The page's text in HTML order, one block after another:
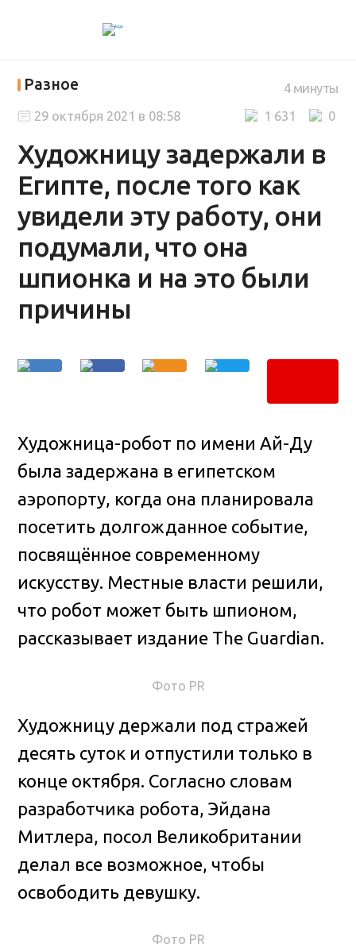
Разное
Художницу задержали в
Египте, после того как
увидели эту работу, они
подумали, что она
шпионка и на это были
причины
4 минуты
0
1 631
29 октября 2021 в 08:58
Художница-робот по имени Ай-Ду
была задержана в египетском
аэропорту, когда она планировала
посетить долгожданное событие,
посвящённое современному
искусству. Местные власти решили,
что робот может быть шпионом,
рассказывает издание The Guardian.
Фото PR
Художницу держали под стражей
десять суток и отпустили только в
конце октября. Согласно словам
разработчика робота, Эйдана
Митлера, посол Великобритании
делал все возможное, чтобы
освободить девушку.
Фото PR